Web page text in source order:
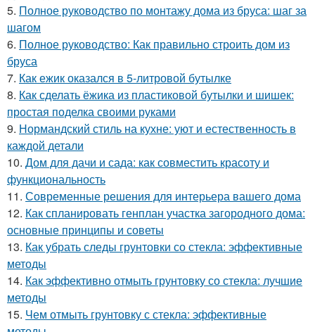
5. Полное руководство по монтажу дома из бруса: шаг за
шагом
6. Полное руководство: Как правильно строить дом из
бруса
7. Как ежик оказался в 5-литровой бутылке
8. Как сделать ёжика из пластиковой бутылки и шишек:
простая поделка своими руками
9. Нормандский стиль на кухне: уют и естественность в
каждой детали
10. Дом для дачи и сада: как совместить красоту и
функциональность
11. Современные решения для интерьера вашего дома
12. Как спланировать генплан участка загородного дома:
основные принципы и советы
13. Как убрать следы грунтовки со стекла: эффективные
методы
14. Как эффективно отмыть грунтовку со стекла: лучшие
методы
15. Чем отмыть грунтовку с стекла: эффективные